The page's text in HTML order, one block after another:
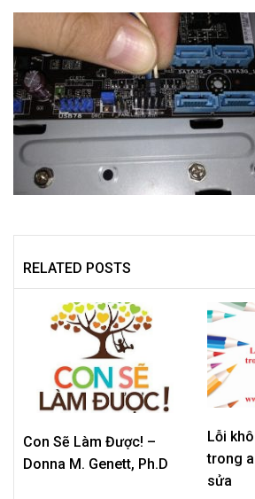
RELATED POSTS
Con Sẽ Làm Được! –
Donna M. Genett, Ph.D
Lỗi
trong
sửa